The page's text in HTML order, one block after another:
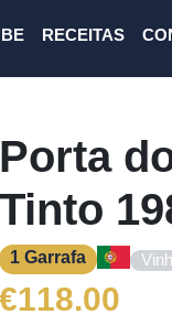
RECEITAS
Porta
Tinto
1 Garrafa
€118.00